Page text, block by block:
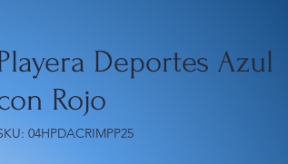
Deportes Azul
Rojo
04HPDACRIMPP25